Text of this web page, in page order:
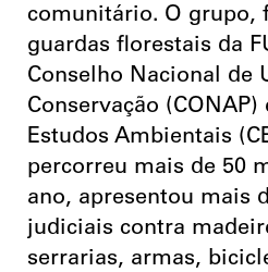
comunitário. O grupo,
guardas florestais da
Conselho Nacional de
Conservação (CONAP)
Estudos Ambientais
percorreu mais de 50
ano, apresentou mais
judiciais contra
serrarias, armas,